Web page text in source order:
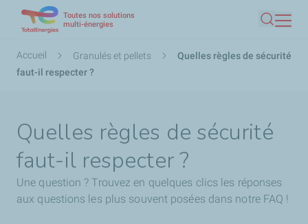
contenu
Toutes nos solutions
multi-énergies
Fil
d'Ariane
Accueil Granulés et pellets
Quelles règles de sécurité
faut-il respecter ?
Quelles règles de sécurité
faut-il respecter ?
Une question ? Trouvez en quelques clics les réponses
aux questions les plus souvent posées dans notre FAQ !